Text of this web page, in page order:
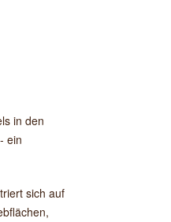
in den
ein
sich auf